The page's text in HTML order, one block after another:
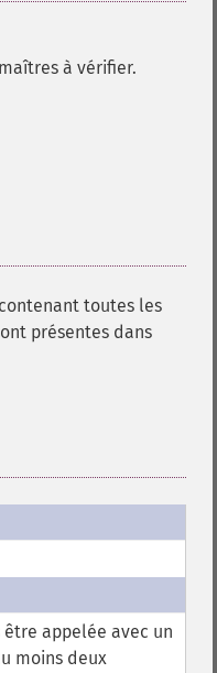
à vérifier.
toutes les
présentes dans
appelée avec un
moins deux